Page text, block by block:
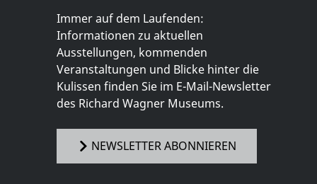
Immer auf dem Laufenden:
Informationen zu aktuellen
Ausstellungen, kommenden
Veranstaltungen und Blicke hinter die
Kulissen finden Sie im E-Mail-Newsletter
des Richard Wagner Museums.
NEWSLETTER ABONNIEREN